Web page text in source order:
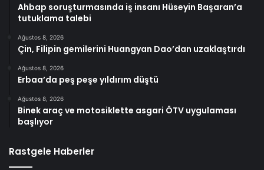
Ahbap soruşturmasında iş insanı Hüseyin Başaran’a
tutuklama talebi
Ağustos 8, 2026
Çin, Filipin gemilerini Huangyan Dao’dan uzaklaştırdı
Ağustos 8, 2026
Erbaa’da peş peşe yıldırım düştü
Ağustos 8, 2026
Binek araç ve motosiklette asgari ÖTV uygulaması
başlıyor
Rastgele Haberler